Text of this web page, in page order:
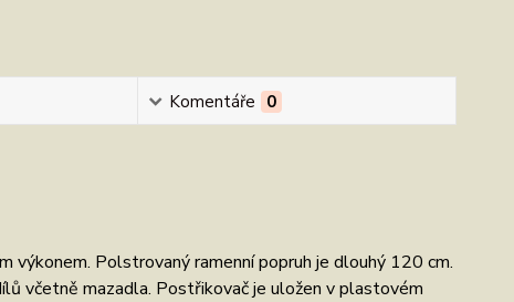
Komentáře 0
Polstrovaný ramenní popruh je dlouhý 120 cm.
včetně mazadla. Postřikovač je uložen v plastovém